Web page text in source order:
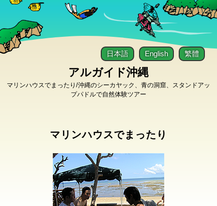
アルガイド沖縄
マリンハウスでまったり/沖縄のシーカヤック、青の洞窟、スタンドアッ
プパドルで自然体験ツアー
日本語 English 繁體
マリンハウスでまったり